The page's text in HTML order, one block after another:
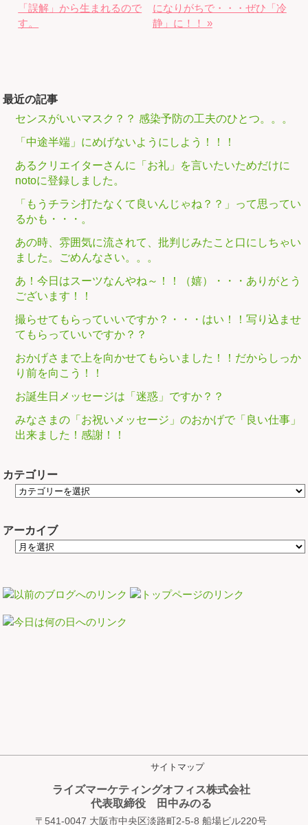
「誤解」から生まれるので
す。
になりがちで・・・ぜひ「冷
静」に！！ »
最近の記事
センスがいいマスク？？ 感染予防の工夫のひとつ。。。
「中途半端」にめげないようにしよう！！！
あるクリエイターさんに「お礼」を言いたいためだけに
notoに登録しました。
「もうチラシ打たなくて良いんじゃね？？」って思ってい
るかも・・・。
あの時、雰囲気に流されて、批判じみたこと口にしちゃい
ました。ごめんなさい。。。
あ！今日はスーツなんやね～！！（嬉）・・・ありがとう
ございます！！
撮らせてもらっていいですか？・・・はい！！写り込ませ
てもらっていいですか？？
おかげさまで上を向かせてもらいました！！だからしっか
り前を向こう！！
お誕生日メッセージは「迷惑」ですか？？
みなさまの「お祝いメッセージ」のおかげで「良い仕事」
出来ました！感謝！！
カテゴリー
アーカイブ
サイトマップ
ライズマーケティングオフィス株式会社
代表取締役 田中みのる
〒541-0047 大阪市中央区淡路町2-5-8 船場ビル220号